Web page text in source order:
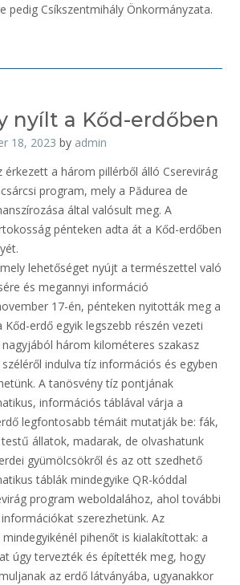
pedig Csíkszentmihály Önkormányzata.
nyílt a Kőd-erdőben
18, 2023 by admin
a három pillérből álló Cserevirág
program, mely a Pădurea de
által valósult meg. A
pénteken adta át a Kőd-erdőben
lehetőséget nyújt a természettel való
és megannyi információ
17-én, pénteken nyitották meg a
erdő egyik legszebb részén vezeti
három kilométeres szakasz
indulva tíz információs és egyben
A tanösvény tíz pontjának
információs táblával várja a
legfontosabb témáit mutatják be: fák,
állatok, madarak, de olvashatunk
gyümölcsökről és az ott szedhető
táblák mindegyike QR-kóddal
program weboldalához, ahol további
szerezhetünk. Az
pihenőt is kialakítottak: a
úgy tervezték és építették meg, hogy
az erdő látványába, ugyanakkor